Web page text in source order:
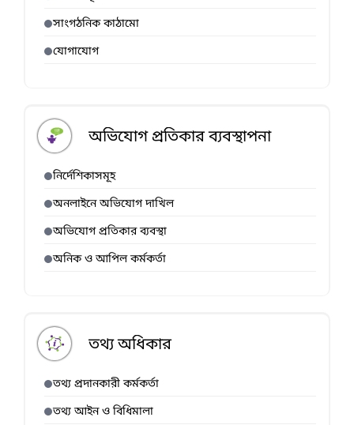
সাংগঠনিক কাঠামো
যোগাযোগ
অভিযোগ প্রতিকার ব্যবস্থাপনা
নির্দেশিকাসমূহ
অনলাইনে অভিযোগ দাখিল
অভিযোগ প্রতিকার ব্যবস্থা
অনিক ও আপিল কর্মকর্তা
তথ্য অধিকার
তথ্য প্রদানকারী কর্মকর্তা
তথ্য আইন ও বিধিমালা